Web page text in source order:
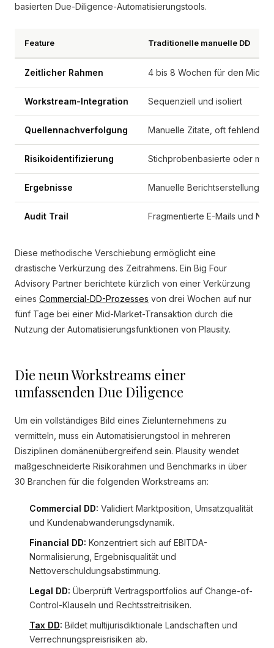
basierten Due-Diligence-Automatisierungstools.
Feature Traditionelle manuelle DD
Zeitlicher Rahmen 4 bis 8 Wochen für den Mid-
Workstream-Integration Sequenziell und isoliert
Quellennachverfolgung Manuelle Zitate, oft fehlend
Risikoidentifizierung Stichprobenbasierte oder
Ergebnisse Manuelle Berichtserstellung
Audit Trail Fragmentierte E-Mails und
Diese methodische Verschiebung ermöglicht eine
drastische Verkürzung des Zeitrahmens. Ein Big Four
Advisory Partner berichtete kürzlich von einer Verkürzung
eines Commercial-DD-Prozesses von drei Wochen auf nur
fünf Tage bei einer Mid-Market-Transaktion durch die
Nutzung der Automatisierungsfunktionen von Plausity.
Die neun Workstreams einer
umfassenden Due Diligence
Um ein vollständiges Bild eines Zielunternehmens zu
vermitteln, muss ein Automatisierungstool in mehreren
Disziplinen domänenübergreifend sein. Plausity wendet
maßgeschneiderte Risikorahmen und Benchmarks in über
30 Branchen für die folgenden Workstreams an:
Commercial DD: Validiert Marktposition, Umsatzqualität
und Kundenabwanderungsdynamik.
Financial DD: Konzentriert sich auf EBITDA-
Normalisierung, Ergebnisqualität und
Nettoverschuldungsabstimmung.
Legal DD: Überprüft Vertragsportfolios auf Change-of-
Control-Klauseln und Rechtsstreitrisiken.
Tax DD: Bildet multijurisdiktionale Landschaften und
Verrechnungspreisrisiken ab.